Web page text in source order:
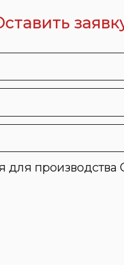
производства СТМ
конфиденциальности